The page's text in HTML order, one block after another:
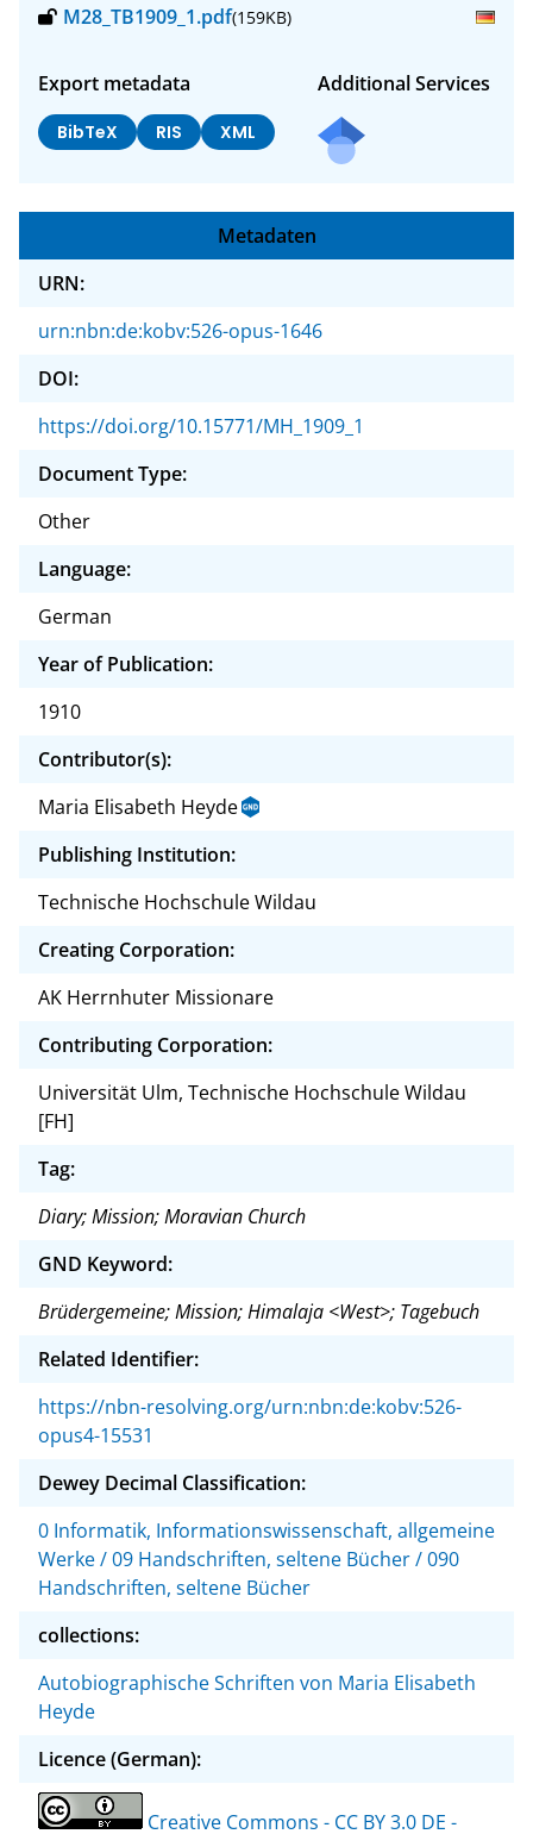
M28_TB1909_1.pdf(159KB)
Export metadata
BibTeX RIS XML
Additional Services
Metadaten
URN:
urn:nbn:de:kobv:526-opus-1646
DOI:
https://doi.org/10.15771/MH_1909_1
Document Type:
Other
Language:
German
Year of Publication:
1910
Contributor(s):
Maria Elisabeth Heyde
Publishing Institution:
Technische Hochschule Wildau
Creating Corporation:
AK Herrnhuter Missionare
Contributing Corporation:
Universität Ulm, Technische Hochschule Wildau
[FH]
Tag:
Diary; Mission; Moravian Church
GND Keyword:
Brüdergemeine; Mission; Himalaja <West>; Tagebuch
Related Identifier:
https://nbn-resolving.org/urn:nbn:de:kobv:526-
opus4-15531
Dewey Decimal Classification:
0 Informatik, Informationswissenschaft, allgemeine
Werke / 09 Handschriften, seltene Bücher / 090
Handschriften, seltene Bücher
collections:
Autobiographische Schriften von Maria Elisabeth
Heyde
Licence (German):
Creative Commons - CC BY 3.0 DE -